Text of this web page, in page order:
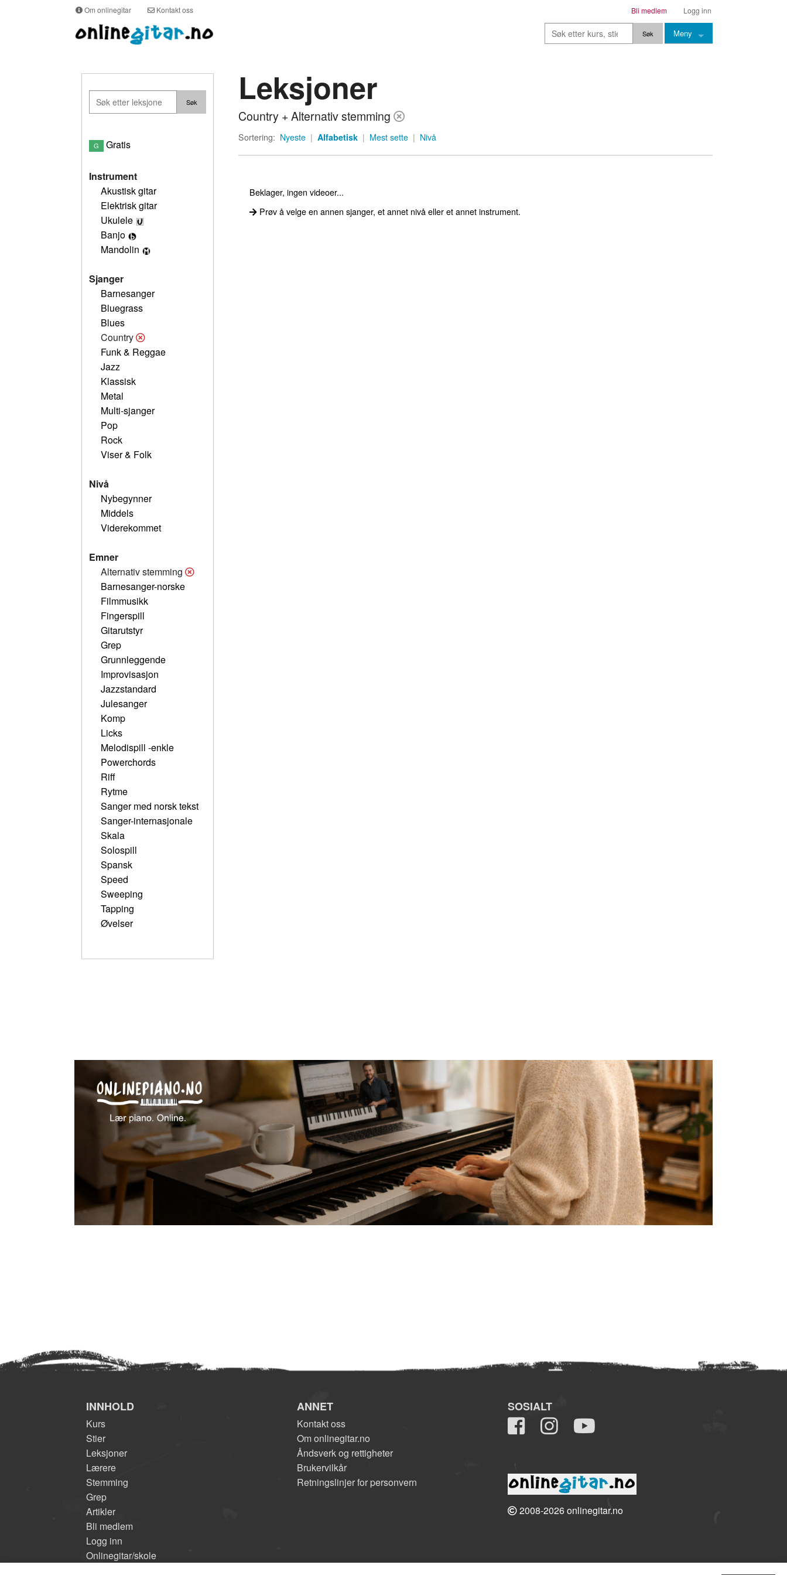
Om onlinegitar Kontakt oss Logg inn
Bli medlem
Meny
Stemming
G Gratis
Instrument
Akustisk gitar
Elektrisk gitar
Ukulele
Banjo
Mandolin
Sjanger
Barnesanger
Bluegrass
Blues
Country
Funk & Reggae
Jazz
Klassisk
Metal
Multi-sjanger
Pop
Rock
Viser & Folk
Nivå
Nybegynner
Middels
Viderekommet
Emner
Alternativ stemming
Barnesanger-norske
Filmmusikk
Fingerspill
Gitarutstyr
Grep
Grunnleggende
Improvisasjon
Jazzstandard
Julesanger
Komp
Licks
Melodispill -enkle
Powerchords
Riff
Rytme
Sanger med norsk tekst
Sanger-internasjonale
Skala
Solospill
Spansk
Speed
Sweeping
Tapping
Øvelser
Leksjoner
Country + Alternativ stemming
Sortering: Nyeste | Alfabetisk | Mest sette | Nivå
Beklager, ingen videoer...
Prøv å velge en annen sjanger, et annet nivå eller et annet instrument.
INNHOLD
Kurs
Stier
Leksjoner
Lærere
Stemming
Grep
Artikler
Bli medlem
Logg inn
Onlinegitar/skole
ANNET
Kontakt oss
Om onlinegitar.no
Åndsverk og rettigheter
Brukervilkår
Retningslinjer for personvern
SOSIALT
2008-2026 onlinegitar.no